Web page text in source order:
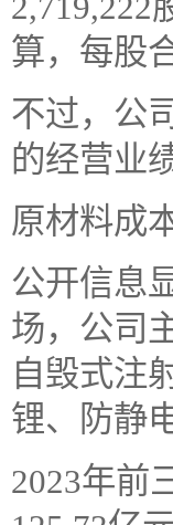
算，每股
不过，公
的经营业
原材料成
公开信息
场，公司
自毁式注
锂、防静
2023年前